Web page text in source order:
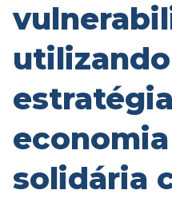
utilizando
solidária